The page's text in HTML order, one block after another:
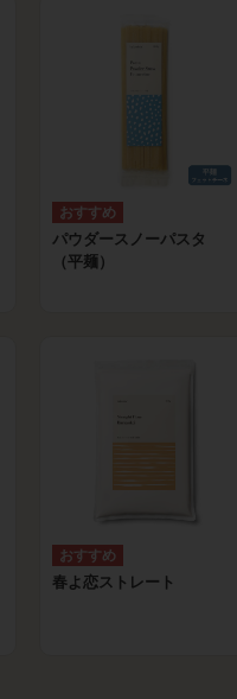
パウダースノーパスタ
（平麺）
春よ恋ストレート